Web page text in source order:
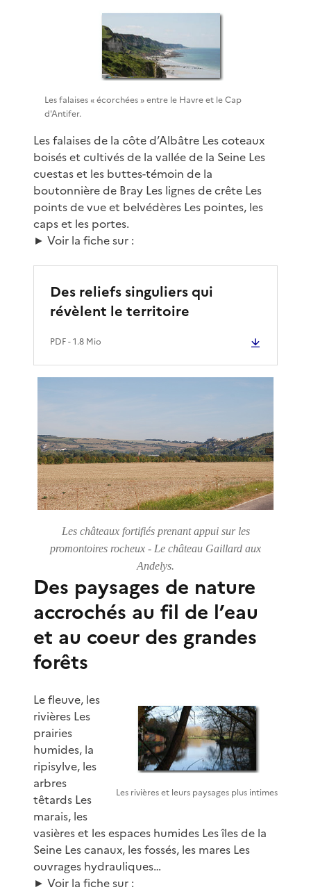
Les falaises « écorchées » entre le Havre et le Cap
d'Antifer.
Les falaises de la côte d’Albâtre Les coteaux
boisés et cultivés de la vallée de la Seine Les
cuestas et les buttes-témoin de la
boutonnière de Bray Les lignes de crête Les
points de vue et belvédères Les pointes, les
caps et les portes.
► Voir la fiche sur :
Des reliefs singuliers qui
révèlent le territoire
PDF- 1.8 Mio
Les châteaux fortifiés prenant appui sur les
promontoires rocheux - Le château Gaillard aux
Andelys.
Des paysages de nature
accrochés au fil de l’eau
et au coeur des grandes
forêts
Les rivières et leurs paysages plus intimes
Le fleuve, les
rivières Les
prairies
humides, la
ripisylve, les
arbres
têtards Les
marais, les
vasières et les espaces humides Les îles de la
Seine Les canaux, les fossés, les mares Les
ouvrages hydrauliques…
► Voir la fiche sur :